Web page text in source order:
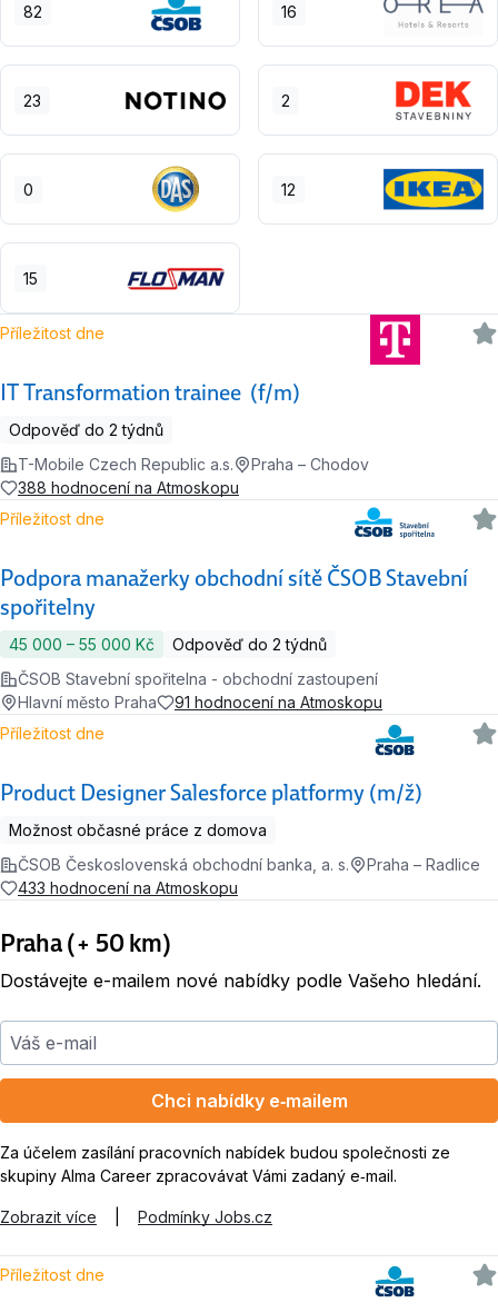
82 16
23 2
0 12
15
IT Transformation trainee (f/m)
Příležitost dne
Odpověď do 2 týdnů
T-Mobile Czech Republic a.s.
Praha – Chodov
388 hodnocení na Atmoskopu
Podpora manažerky obchodní sítě ČSOB Stavební
spořitelny
Příležitost dne
45 000 ‍–‍ 55 000 Kč
Odpověď do 2 týdnů
ČSOB Stavební spořitelna - obchodní zastoupení
Hlavní město Praha
91 hodnocení na Atmoskopu
Product Designer Salesforce platformy (m/ž)
Příležitost dne
Možnost občasné práce z domova
ČSOB Československá obchodní banka, a. s.
Praha – Radlice
433 hodnocení na Atmoskopu
Praha (+ 50 km)
Dostávejte e-mailem nové nabídky podle Vašeho hledání.
Váš e-mail
Chci nabídky e‑mailem
Za účelem zasílání pracovních nabídek budou společnosti ze
skupiny Alma Career zpracovávat Vámi zadaný e‑mail.
Zobrazit více Podmínky Jobs.cz
Příležitost dne